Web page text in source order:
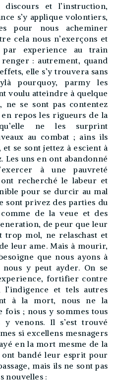
et l’instruction,
s’y applique volontiers,
pour nous acheminer
cela nous n’exerçons et
experience au train
: autrement, quand
elle s’y trouvera sans
pourquoy, parmy les
voulu atteindre à quelque
ne se sont pas contentez
repos les rigueurs de la
ne les surprint
au combat ; ains ils
se sont jettez à escient à
Les uns en ont abandonné
à une pauvreté
recherché le labeur et
pour se durcir au mal
sont privez des parties du
de la veue et des
de peur que leur
trop mol, ne relaschast et
leur ame. Mais à mourir,
que nous ayons à
y peut ayder. On se
fortifier contre
et tels autres
à la mort, nous ne la
fois ; nous y sommes tous
y venons. Il s’est trouvé
si excellens mesnagers
en la mort mesme de la
bandé leur esprit pour
mais ils ne sont pas
nouvelles :